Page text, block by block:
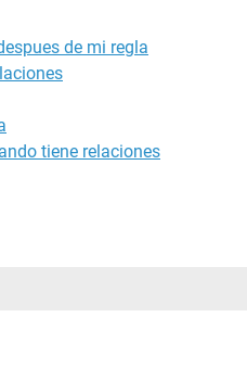
de mi regla
tiene relaciones